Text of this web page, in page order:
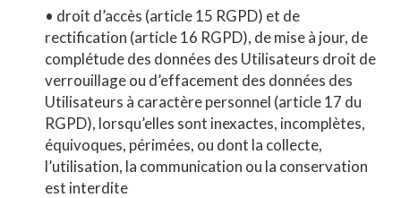
• droit d’accès (article 15 RGPD) et de
rectification (article 16 RGPD), de mise à jour, de
complétude des données des Utilisateurs droit de
verrouillage ou d’effacement des données des
Utilisateurs à caractère personnel (article 17 du
RGPD), lorsqu’elles sont inexactes, incomplètes,
équivoques, périmées, ou dont la collecte,
l’utilisation, la communication ou la conservation
est interdite